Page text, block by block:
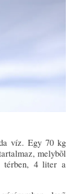
víz. Egy 70 kg
melybõl
térben, 4 liter a